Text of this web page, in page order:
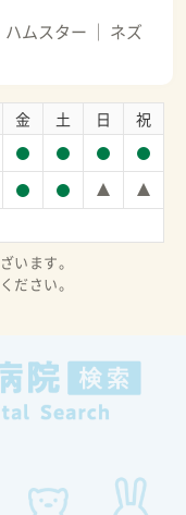
ハムスター
ネズ
金 土 日 祝
います。
ださい。